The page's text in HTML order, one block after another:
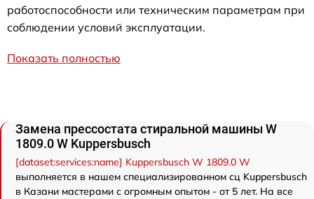
работоспособности или техническим параметрам при
соблюдении условий эксплуатации.
Показать полностью
Замена прессостата стиральной машины W
1809.0 W Kuppersbusch
[dataset:services:name] Kuppersbusch W 1809.0 W
выполняется в нашем специализированном сц Kuppersbusch
в Казани мастерами с огромным опытом - от 5 лет. На все